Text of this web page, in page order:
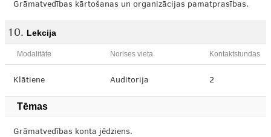
Grāmatvedības kārtošanas un organizācijas pamatprasības.
Lekcija
Modalitāte Norises vieta Kontaktstundas
Klātiene Auditorija 2
Tēmas
Grāmatvedības konta jēdziens.